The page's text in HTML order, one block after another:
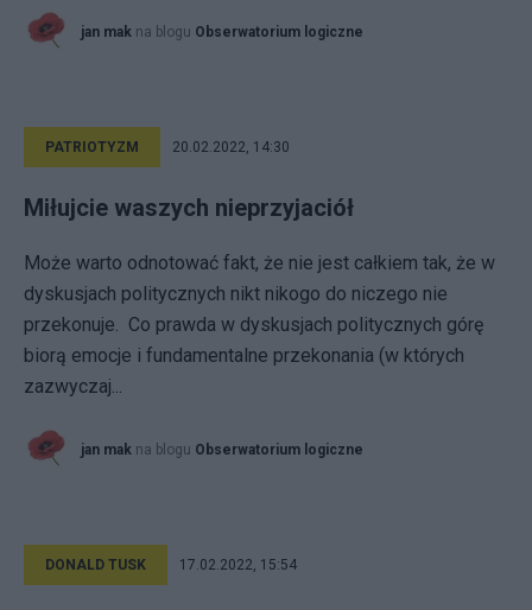
jan mak na blogu Obserwatorium logiczne
PATRIOTYZM 20.02.2022, 14:30
Miłujcie waszych nieprzyjaciół
Może warto odnotować fakt, że nie jest całkiem tak, że w
dyskusjach politycznych nikt nikogo do niczego nie
przekonuje. Co prawda w dyskusjach politycznych górę
biorą emocje i fundamentalne przekonania (w których
zazwyczaj...
jan mak na blogu Obserwatorium logiczne
DONALD TUSK 17.02.2022, 15:54